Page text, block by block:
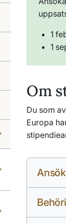
1
1
Om
Du som
Europa